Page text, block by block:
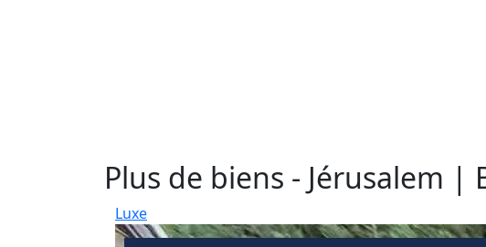
Plus de biens - Jérusalem |
Luxe